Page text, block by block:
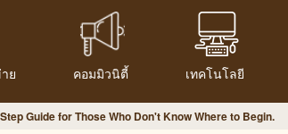
ย คอมมิวนิตี้ เทคโนโลยี
Guide for Those Who Don't Know Where to Begin.